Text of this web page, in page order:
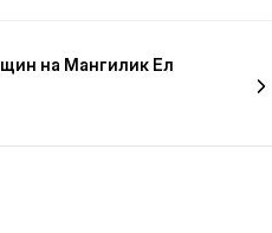
на Мангилик Ел